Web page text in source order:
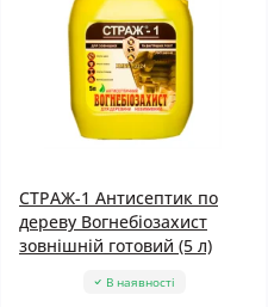
СТРАЖ-1 Антисептик по
дереву Вогнебіозахист
зовнішній готовий (5 л)
В наявності